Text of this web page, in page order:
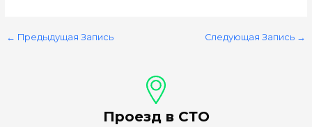
← Предыдущая Запись Следующая Запись →
Проезд в СТО